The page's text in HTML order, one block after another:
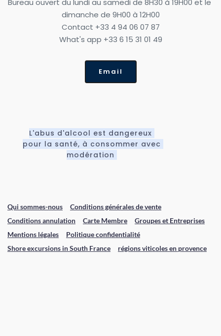
Bureau ouvert du lundi au samedi de 8H30 à 19H00 et le
dimanche de 9H00 à 12H00
Contact +33 4 94 06 07 87
What's app +33 6 15 31 01 49
Email
L'abus d'alcool est dangereux
pour la santé, à consommer avec
modération
Qui sommes-nous
Conditions générales de vente
Conditions annulation
Carte Membre
Groupes et Entreprises
Mentions légales
Politique confidentialité
Shore excursions in South France
régions viticoles en provence